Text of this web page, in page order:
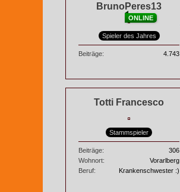
BrunoPeres13
ONLINE
Spieler des Jahres
Beiträge 4.743
Totti Francesco
Stammspieler
Beiträge
306
Wohnort
Vorarlberg
Beruf
Krankenschwester :)